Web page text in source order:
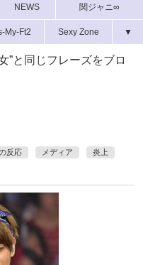
NEWS 関ジャニ∞
My-Ft2 Sexy Zone ▼
”と同じフレーズをブロ
反応 メディア
炎上